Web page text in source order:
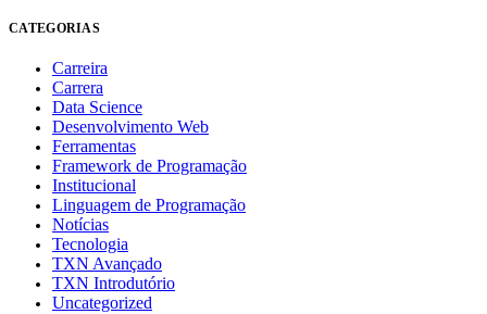
CATEGORIAS
Carreira
Carrera
Data Science
Desenvolvimento Web
Ferramentas
Framework de Programação
Institucional
Linguagem de Programação
Notícias
Tecnologia
TXN Avançado
TXN Introdutório
Uncategorized